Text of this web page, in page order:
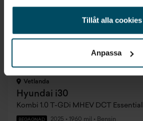
Tillåt alla cookies
Anpassa
Vetlanda
Hyundai i30
Kombi 1.0 T-GDi MHEV DCT Essential
BEGAGNAD 2025 • 1960 mil • Bensin